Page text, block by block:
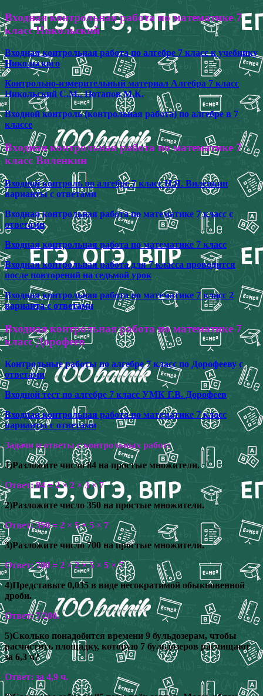
Входная контрольная работа по математике 7
класс Никольский
Входная контрольная работа по алгебре 7 класс к учебнику
Никольского
Контрольно-измерительный материал Алгебра 7 класс
Никольский С.М., Потапов М.К.
Входной контроль (контрольная работа) по алгебре в 7
классе
Входная контрольная работа по математике 7
класс Виленкин
Входной контроль по алгебре 7 класс Н.Я. Виленкин
варианты с ответами
Входная контрольная работа по математике 7 класс с
ответами
Входная контрольная работа по математике 7 класс
Входная контрольная работа для 7 класса проводится
после повторений на седьмой урок
Входная контрольная работа по математике 7 класс 2
варианта с ответами
Входная контрольная работа по математике 7
класс Дорофеев
Контрольные работы по алгебре 7 класс по Дорофееву с
ответами
Входной тест по алгебре 7 класс УМК Г.В. Дорофеев
Входная контрольная работа по математике 7 класс
варианты с ответами
Задачи и ответы с контрольных работ:
1)Разложите число 84 на простые множители.
Ответ: 84 = 2 × 2 × 3 × 7
2)Разложите число 350 на простые множители.
Ответ: 350 = 2 × 5 × 5 × 7
3)Разложите число 700 на простые множители.
Ответ: 700 = 2 × 2 × 5 × 5 × 7
4)Представьте 0,035 в виде несократимой обыкновенной
дроби.
Ответ: 7/200.
5)Сколько понадобится времени 9 бульдозерам, чтобы
расчистить площадку, которую 7 бульдозеров расчищают
за 6,3 ч?
Ответ: за 4,9 ч.